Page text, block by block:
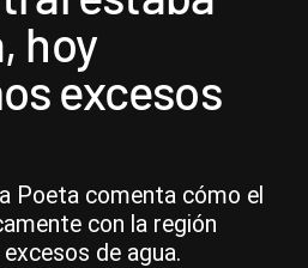
hoy
excesos
Poeta comenta cómo el
con la región
de agua.